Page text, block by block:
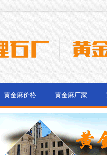
黄金麻价格 黄金麻厂家